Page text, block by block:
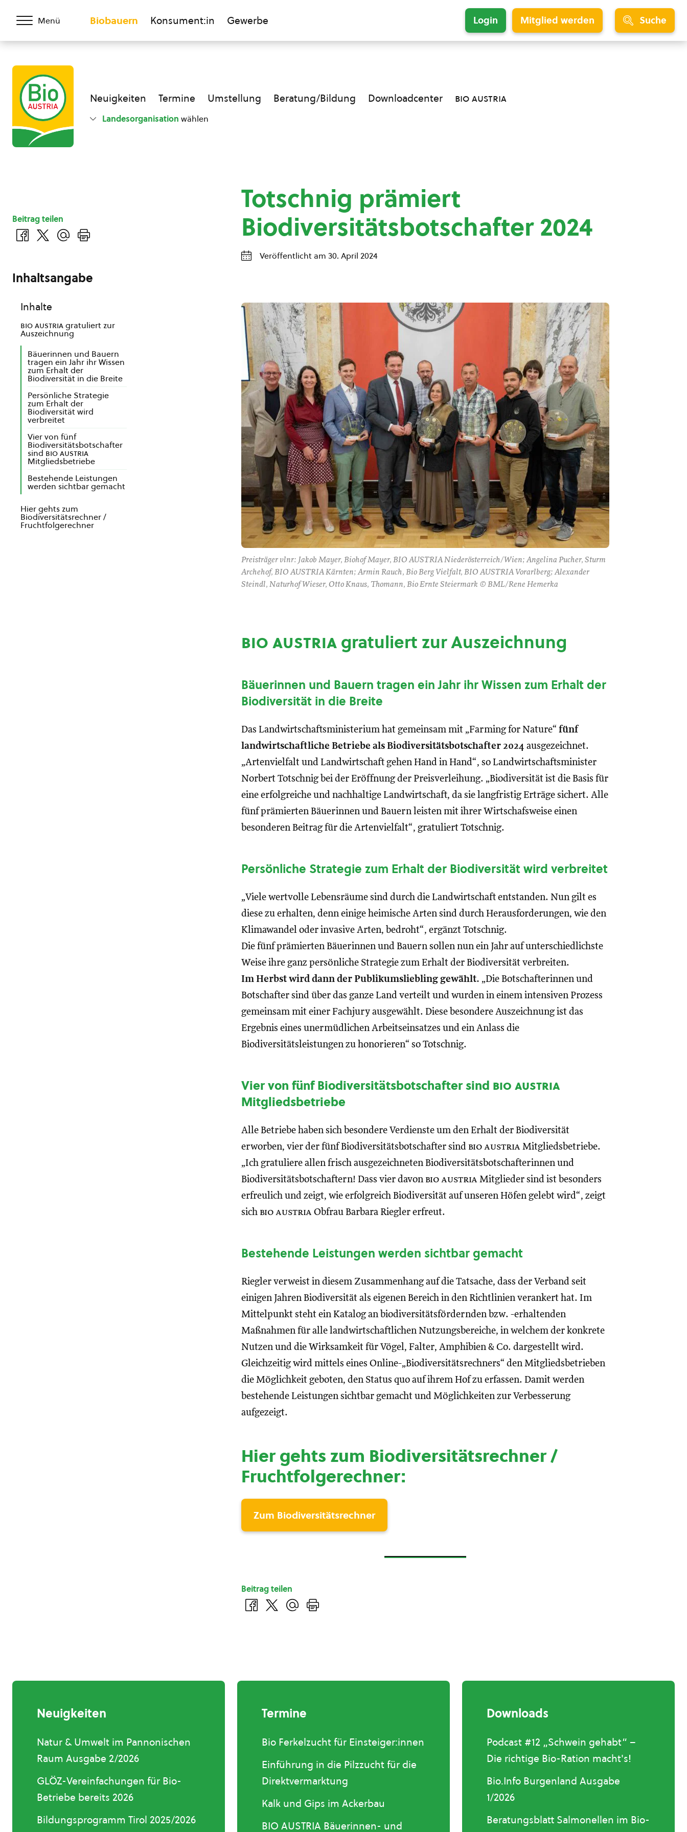
Menü Biobauern Konsument:in Gewerbe Login Mitglied werden Suche
Neuigkeiten Termine Umstellung Beratung/Bildung Downloadcenter bio austria
Landesorganisation wählen
Totschnig prämiert
Biodiversitätsbotschafter 2024
Veröffentlicht am 30. April 2024
Preisträger vlnr: Jakob Mayer, Biohof Mayer, BIO AUSTRIA Niederösterreich/Wien; Angelina Pucher, Sturm
Archehof, BIO AUSTRIA Kärnten; Armin Rauch, Bio Berg Vielfalt, BIO AUSTRIA Vorarlberg; Alexander
Steindl, Naturhof Wieser, Otto Knaus, Thomann, Bio Ernte Steiermark © BML/Rene Hemerka
bio austriagratuliert zur Auszeichnung
Bäuerinnen und Bauern tragen ein Jahr ihr Wissen zum Erhalt der
Biodiversität in die Breite
Das Landwirtschaftsministerium hat gemeinsam mit „Farming for Nature“ fünf
landwirtschaftliche Betriebe als Biodiversitätsbotschafter 2024 ausgezeichnet.
„Artenvielfalt und Landwirtschaft gehen Hand in Hand“, so Landwirtschaftsminister
Norbert Totschnig bei der Eröffnung der Preisverleihung. „Biodiversität ist die Basis für
eine erfolgreiche und nachhaltige Landwirtschaft, da sie langfristig Erträge sichert. Alle
fünf prämierten Bäuerinnen und Bauern leisten mit ihrer Wirtschafsweise einen
besonderen Beitrag für die Artenvielfalt“, gratuliert Totschnig.
Persönliche Strategie zum Erhalt der Biodiversität wird verbreitet
„Viele wertvolle Lebensräume sind durch die Landwirtschaft entstanden. Nun gilt es
diese zu erhalten, denn einige heimische Arten sind durch Herausforderungen, wie den
Klimawandel oder invasive Arten, bedroht“, ergänzt Totschnig.
Die fünf prämierten Bäuerinnen und Bauern sollen nun ein Jahr auf unterschiedlichste
Weise ihre ganz persönliche Strategie zum Erhalt der Biodiversität verbreiten.
Im Herbst wird dann der Publikumsliebling gewählt. „Die Botschafterinnen und
Botschafter sind über das ganze Land verteilt und wurden in einem intensiven Prozess
gemeinsam mit einer Fachjury ausgewählt. Diese besondere Auszeichnung ist das
Ergebnis eines unermüdlichen Arbeitseinsatzes und ein Anlass die
Biodiversitätsleistungen zu honorieren“ so Totschnig.
Vier von fünf Biodiversitätsbotschafter sind bio austria
Mitgliedsbetriebe
Alle Betriebe haben sich besondere Verdienste um den Erhalt der Biodiversität
erworben, vier der fünf Biodiversitätsbotschafter sind bio austria Mitgliedsbetriebe.
„Ich gratuliere allen frisch ausgezeichneten Biodiversitätsbotschafterinnen und
Biodiversitätsbotschaftern! Dass vier davon bio austria Mitglieder sind ist besonders
erfreulich und zeigt, wie erfolgreich Biodiversität auf unseren Höfen gelebt wird“, zeigt
sich bio austria Obfrau Barbara Riegler erfreut.
Bestehende Leistungen werden sichtbar gemacht
Riegler verweist in diesem Zusammenhang auf die Tatsache, dass der Verband seit
einigen Jahren Biodiversität als eigenen Bereich in den Richtlinien verankert hat. Im
Mittelpunkt steht ein Katalog an biodiversitätsfördernden bzw. -erhaltenden
Maßnahmen für alle landwirtschaftlichen Nutzungsbereiche, in welchem der konkrete
Nutzen und die Wirksamkeit für Vögel, Falter, Amphibien & Co. dargestellt wird.
Gleichzeitig wird mittels eines Online-„Biodiversitätsrechners“ den Mitgliedsbetrieben
die Möglichkeit geboten, den Status quo auf ihrem Hof zu erfassen. Damit werden
bestehende Leistungen sichtbar gemacht und Möglichkeiten zur Verbesserung
aufgezeigt.
Hier gehts zum Biodiversitätsrechner /
Fruchtfolgerechner:
Zum Biodiversitätsrechner
Beitrag teilen
Beitrag teilen
Inhaltsangabe
Inhalte
bio austriagratuliert zur
Auszeichnung
Bäuerinnen und Bauern
tragen ein Jahr ihr Wissen
zum Erhalt der
Biodiversität in die Breite
Persönliche Strategie
zum Erhalt der
Biodiversität wird
verbreitet
Vier von fünf
Biodiversitätsbotschafter
sind bio austria
Mitgliedsbetriebe
Bestehende Leistungen
werden sichtbar gemacht
Hier gehts zum
Biodiversitätsrechner /
Fruchtfolgerechner
Neuigkeiten
Natur & Umwelt im Pannonischen
Raum Ausgabe 2/2026
GLÖZ-Vereinfachungen für Bio-
Betriebe bereits 2026
Bildungsprogramm Tirol 2025/2026
Termine
Bio Ferkelzucht für Einsteiger:innen
Einführung in die Pilzzucht für die
Direktvermarktung
Kalk und Gips im Ackerbau
BIO AUSTRIA Bäuerinnen- und
Downloads
Podcast #12 „Schwein gehabt“ –
Die richtige Bio-Ration macht's!
Bio.Info Burgenland Ausgabe
1/2026
Beratungsblatt Salmonellen im Bio-